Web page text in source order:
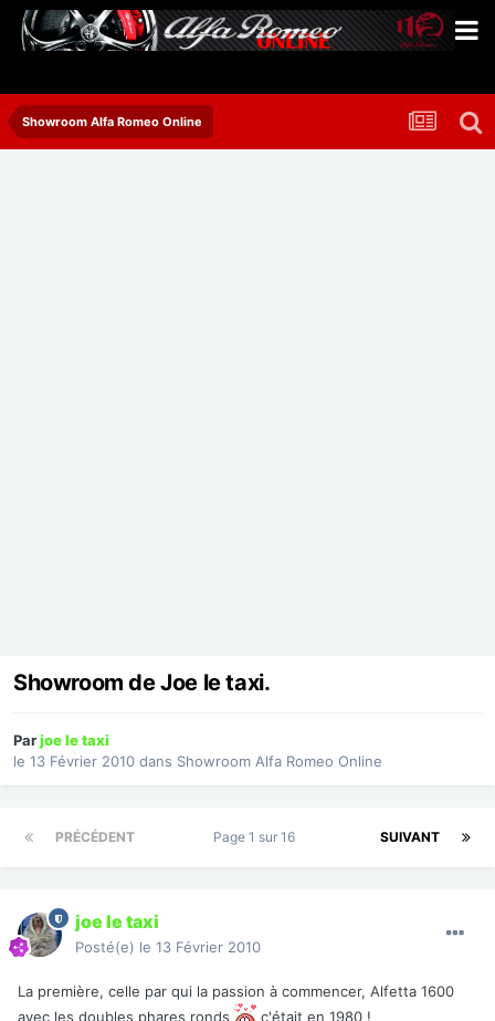
Showroom Alfa Romeo Online
Showroom de Joe le taxi.
Parjoe le taxi
le 13 Février 2010 dans Showroom Alfa Romeo Online
PRÉCÉDENT SUIVANT
Page 1 sur 16
joe le taxi
Posté(e) le 13 Février 2010
La première, celle par qui la passion à commencer, Alfetta 1600
avec les doubles phares ronds
c'était en 1980 !